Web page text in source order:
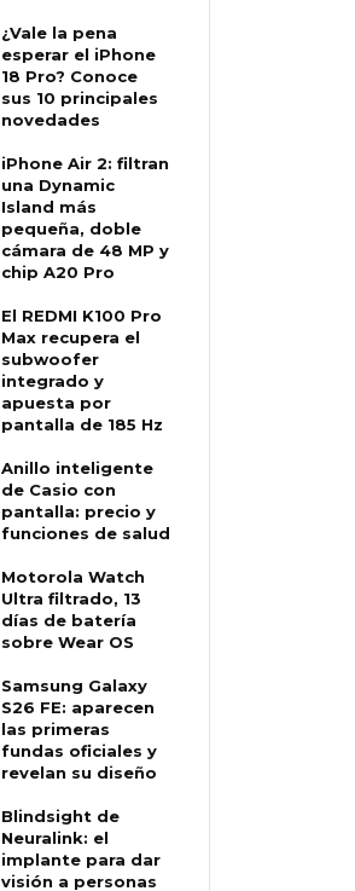
¿Vale la pena
esperar el iPhone
18 Pro? Conoce
sus 10 principales
novedades
iPhone Air 2: filtran
una Dynamic
Island más
pequeña, doble
cámara de 48 MP y
chip A20 Pro
El REDMI K100 Pro
Max recupera el
subwoofer
integrado y
apuesta por
pantalla de 185 Hz
Anillo inteligente
de Casio con
pantalla: precio y
funciones de salud
Motorola Watch
Ultra filtrado, 13
días de batería
sobre Wear OS
Samsung Galaxy
S26 FE: aparecen
las primeras
fundas oficiales y
revelan su diseño
Blindsight de
Neuralink: el
implante para dar
visión a personas